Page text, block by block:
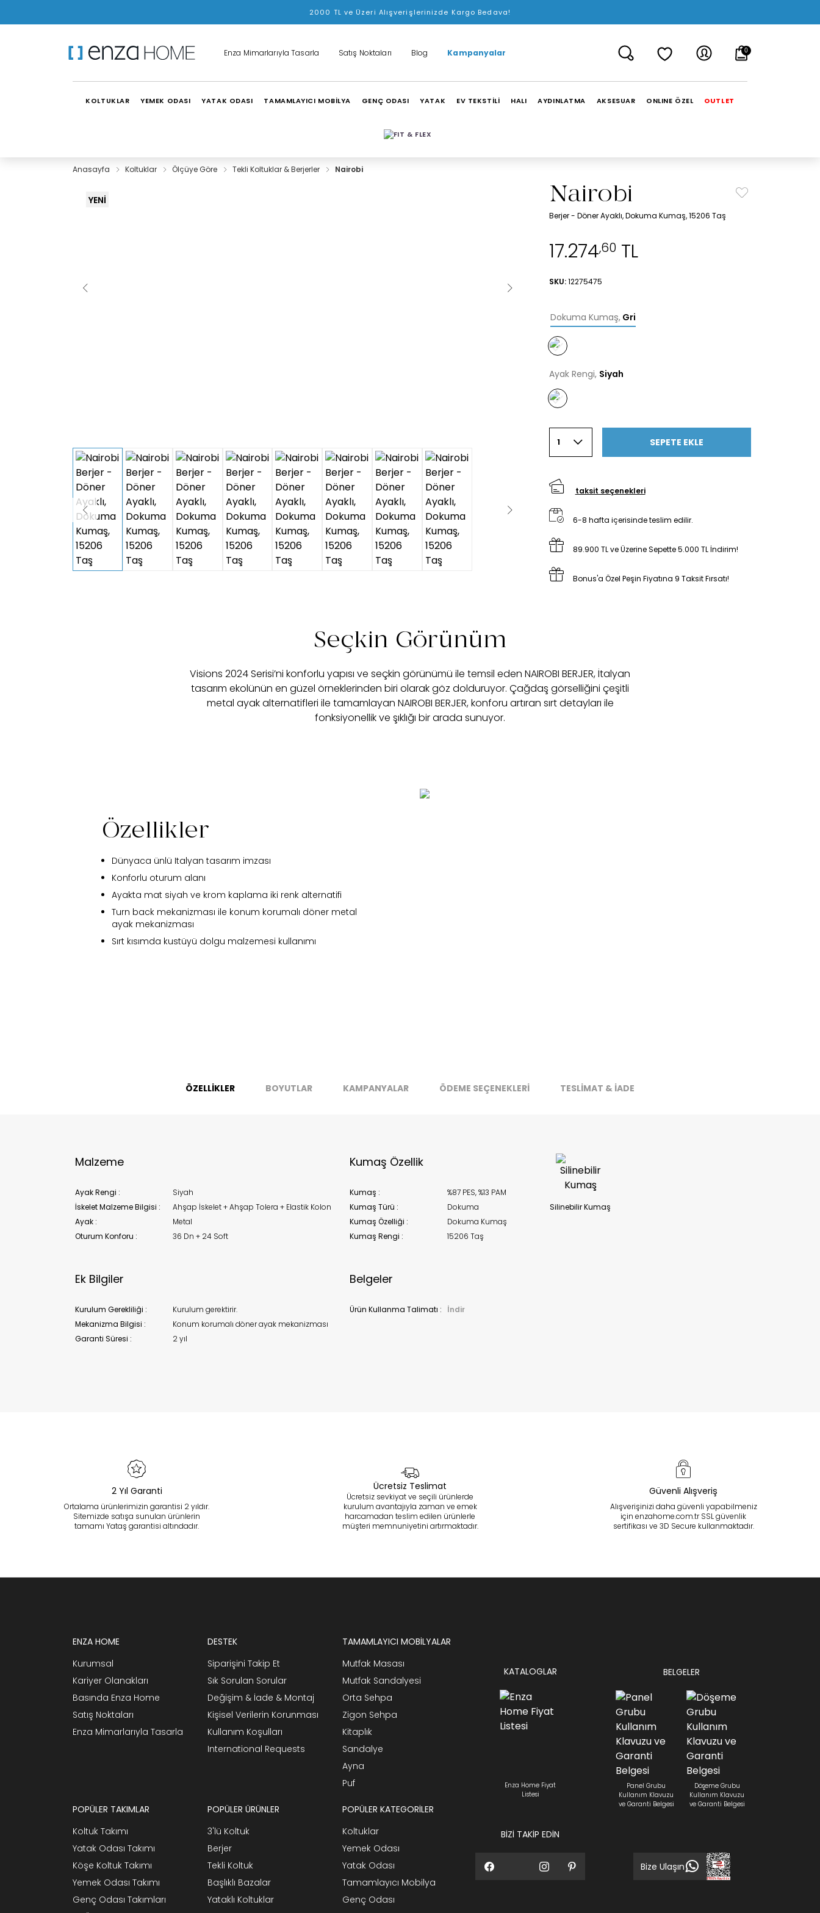
2000 TL ve Üzeri Alışverişlerinizde Kargo Bedava!
Enza Mimarlarıyla Tasarla Satış Noktaları Blog Kampanyalar 0
KOLTUKLAR YEMEK ODASI YATAK ODASI TAMAMLAYICI MOBİLYA GENÇ ODASI YATAK EV TEKSTİLİ HALI AYDINLATMA AKSESUAR ONLINE ÖZEL OUTLET
Anasayfa Koltuklar Ölçüye Göre Tekli Koltuklar & Berjerler Nairobi
YENİ Nairobi
Berjer - Döner Ayaklı, Dokuma Kumaş, 15206 Taş
17.274,60TL
SKU: 12275475
Dokuma Kumaş,Gri
Ayak Rengi, Siyah
1 SEPETE EKLE
taksit seçenekleri
6-8 hafta içerisinde teslim edilir.
89.900 TL ve Üzerine Sepette 5.000 TL İndirim!
Bonus'a Özel Peşin Fiyatına 9 Taksit Fırsatı!
Seçkin Görünüm
Visions 2024 Serisi’ni konforlu yapısı ve seçkin görünümü ile temsil eden NAIROBI BERJER, İtalyan
tasarım ekolünün en güzel örneklerinden biri olarak göz dolduruyor. Çağdaş görselliğini çeşitli
metal ayak alternatifleri ile tamamlayan NAIROBI BERJER, konforu artıran sırt detayları ile
fonksiyonellik ve şıklığı bir arada sunuyor.
Özellikler
Dünyaca ünlü Italyan tasarım imzası
Konforlu oturum alanı
Ayakta mat siyah ve krom kaplama iki renk alternatifi
Turn back mekanizması ile konum korumalı döner metal
ayak mekanizması
Sırt kısımda kustüyü dolgu malzemesi kullanımı
ÖZELLİKLER BOYUTLAR KAMPANYALAR ÖDEME SEÇENEKLERİ TESLİMAT & İADE
Malzeme
Ayak Rengi :
Siyah
İskelet Malzeme Bilgisi :
Ahşap İskelet + Ahşap Tolera + Elastik Kolon
Ayak :
Metal
Oturum Konforu :
36 Dn + 24 Soft
Ek Bilgiler
Kurulum Gerekliliği :
Kurulum gerektirir.
Mekanizma Bilgisi :
Konum korumalı döner ayak mekanizması
Garanti Süresi :
2 yıl
Kumaş Özellik
Kumaş :
%87 PES, %13 PAM
Kumaş Türü :
Dokuma
Kumaş Özelliği :
Dokuma Kumaş
Kumaş Rengi :
15206 Taş
Belgeler
Ürün Kullanma Talimatı : İndir
Silinebilir Kumaş
2 Yıl Garanti
Ortalama ürünlerimizin garantisi 2 yıldır.
Sitemizde satışa sunulan ürünlerin
tamamı Yataş garantisi altındadır.
Ücretsiz Teslimat
Ücretsiz sevkiyat ve seçili ürünlerde
kurulum avantajıyla zaman ve emek
harcamadan teslim edilen ürünlerle
müşteri memnuniyetini artırmaktadır.
Güvenli Alışveriş
Alışverişinizi daha güvenli yapabilmeniz
için enzahome.com.tr SSL güvenlik
sertifikası ve 3D Secure kullanmaktadır.
posta adresinizden sizleri bilgilendireceğiz.
ENZA HOME
Kurumsal
Kariyer Olanakları
Basında Enza Home
Satış Noktaları
Enza Mimarlarıyla Tasarla
DESTEK
Siparişini Takip Et
Sık Sorulan Sorular
Değişim & İade & Montaj
Kişisel Verilerin Korunması
Kullanım Koşulları
International Requests
TAMAMLAYICI MOBİLYALAR
Mutfak Masası
Mutfak Sandalyesi
Orta Sehpa
Zigon Sehpa
Kitaplık
Sandalye
Ayna
Puf
POPÜLER TAKIMLAR
Koltuk Takımı
Yatak Odası Takımı
Köşe Koltuk Takımı
Yemek Odası Takımı
Genç Odası Takımları
POPÜLER ÜRÜNLER
3'lü Koltuk
Berjer
Tekli Koltuk
Başlıklı Bazalar
Yataklı Koltuklar
POPÜLER KATEGORİLER
Koltuklar
Yemek Odası
Yatak Odası
Tamamlayıcı Mobilya
Genç Odası
KATALOGLAR
Enza Home Fiyat
Listesi
BİZİ TAKİP EDİN
BELGELER
Panel Grubu
Kullanım Klavuzu
ve Garanti Belgesi
Döşeme Grubu
Kullanım Klavuzu
ve Garanti Belgesi
Bize Ulaşın